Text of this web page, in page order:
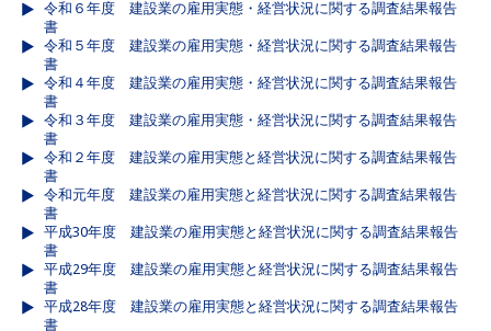
令和６年度 建設業の雇用実態・経営状況に関する調査結果報告
書
令和５年度 建設業の雇用実態・経営状況に関する調査結果報告
書
令和４年度 建設業の雇用実態・経営状況に関する調査結果報告
書
令和３年度 建設業の雇用実態・経営状況に関する調査結果報告
書
令和２年度 建設業の雇用実態と経営状況に関する調査結果報告
書
令和元年度 建設業の雇用実態と経営状況に関する調査結果報告
書
平成30年度 建設業の雇用実態と経営状況に関する調査結果報告
書
平成29年度 建設業の雇用実態と経営状況に関する調査結果報告
書
平成28年度 建設業の雇用実態と経営状況に関する調査結果報告
書